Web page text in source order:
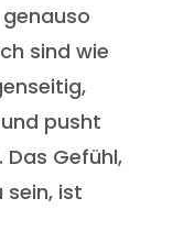
sind wie
pusht
Das Gefühl,
sein, ist